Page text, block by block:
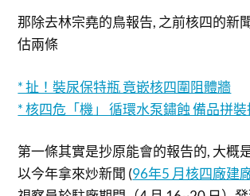
那除去林宗堯的鳥報告, 之前核四的新
估兩條
* 扯！裝尿保特瓶 竟嵌核四圍阻體牆
* 核四危「機」 循環水泵鏽蝕 備品拼
第一條其實是抄原能會的報告的, 大概
以今年拿來炒新聞 (96年5 月核四廠建